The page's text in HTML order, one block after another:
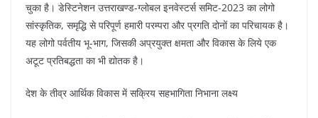
चुका है। डेस्टिनेशन उत्तराखण्ड-ग्लोबल इनवेस्टर्स समिट-2023 का लोगो
सांस्कृतिक, समृद्धि से परिपूर्ण हमारी परम्परा और प्रगति दोनों का परिचायक है।
यह लोगो पर्वतीय भू-भाग, जिसकी अप्रयुक्त क्षमता और विकास के लिये एक
अटूट प्रतिबद्धता का भी द्योतक है।
देश के तीव्र आर्थिक विकास में सक्रिय सहभागिता निभाना लक्ष्य